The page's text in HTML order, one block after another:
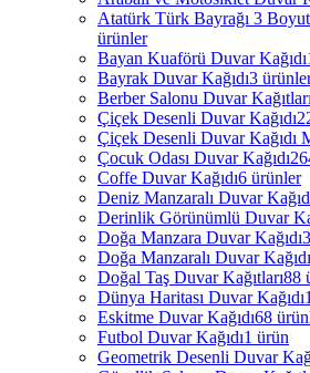
Atatürk Türk Bayrağı 3
ürünler
Bayan Kuaförü Duvar Kağıdı
Bayrak Duvar Kağıdı3
Berber Salonu Duvar Kağıtları
Çiçek Desenli Duvar Kağıdı
Çiçek Desenli Duvar Kağıdı
Çocuk Odası Duvar Kağıdı
Coffe Duvar Kağıdı6 ürünler
Deniz Manzaralı Duvar
Derinlik Görünümlü Duvar
Doğa Manzara Duvar Kağıdı
Doğa Manzaralı Duvar Kağıdı
Doğal Taş Duvar Kağıtları88
Dünya Haritası Duvar Kağıdı
Eskitme Duvar Kağıdı68
Futbol Duvar Kağıdı1 ürün
Geometrik Desenli Duvar